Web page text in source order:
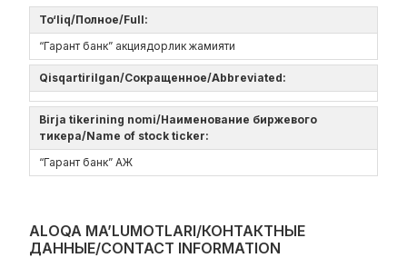
To‘liq/Полное/Full:
“Гарант банк” акциядорлик жамияти
Qisqartirilgan/Сокращенное/Abbreviated:
Birja tikerining nomi/Наименование биржевого
тикера/Name of stock ticker:
“Гарант банк” АЖ
ALOQA MA’LUMOTLARI/КОНТАКТНЫЕ
ДАННЫЕ/CONTACT INFORMATION